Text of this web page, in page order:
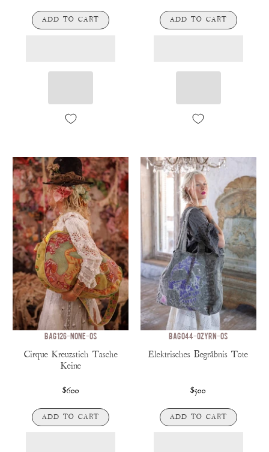
ADD TO CART ADD TO CART
BAG 126-NONE-OS
Cirque Kreuzstich Tasche
Keine
$600
ADD TO CART
BAG 044-OZYRN-OS
Elektrisches Begräbnis Tote
$500
ADD TO CART